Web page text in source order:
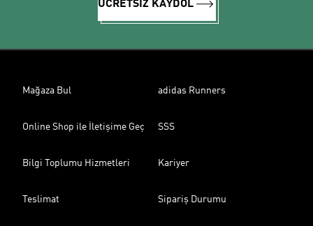
ÜCRETSİZ KAYDOL
Mağaza Bul adidas Runners
Online Shop ile İletişime Geç SSS
Bilgi Toplumu Hizmetleri Kariyer
Teslimat Sipariş Durumu